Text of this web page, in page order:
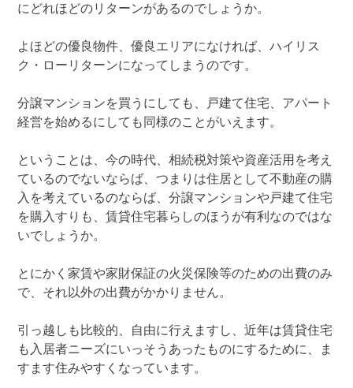
にどれほどのリターンがあるのでしょうか。
よほどの優良物件、優良エリアになければ、ハイリス
ク・ローリターンになってしまうのです。
分譲マンションを買うにしても、戸建て住宅、アパート
経営を始めるにしても同様のことがいえます。
ということは、今の時代、相続税対策や資産活用を考え
ているのでないならば、つまりは住居として不動産の購
入を考えているのならば、分譲マンションや戸建て住宅
を購入すりも、賃貸住宅暮らしのほうが有利なのではな
いでしょうか。
とにかく家賃や家財保証の火災保険等のための出費のみ
で、それ以外の出費がかかりません。
引っ越しも比較的、自由に行えますし、近年は賃貸住宅
も入居者ニーズにいっそうあったものにするために、ま
すます住みやすくなっています。